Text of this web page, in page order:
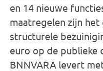
en 14 nieuwe
maatregelen zijn het
structurele
euro op de publieke
BNNVARA levert